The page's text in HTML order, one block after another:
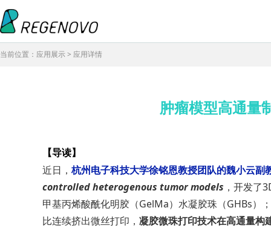
当前位置：应用展示 > 应用详情
肿瘤模型高通量
【导读】
近日， 杭州电子科技大学徐铭恩教授团队的魏小云副
controlled heterogenous tumor models ，开发了
甲基丙烯酸酰化明胶（GelMa）水凝胶珠（GHBs）
比连续挤出微丝打印， 凝胶微珠打印技术在高通量构